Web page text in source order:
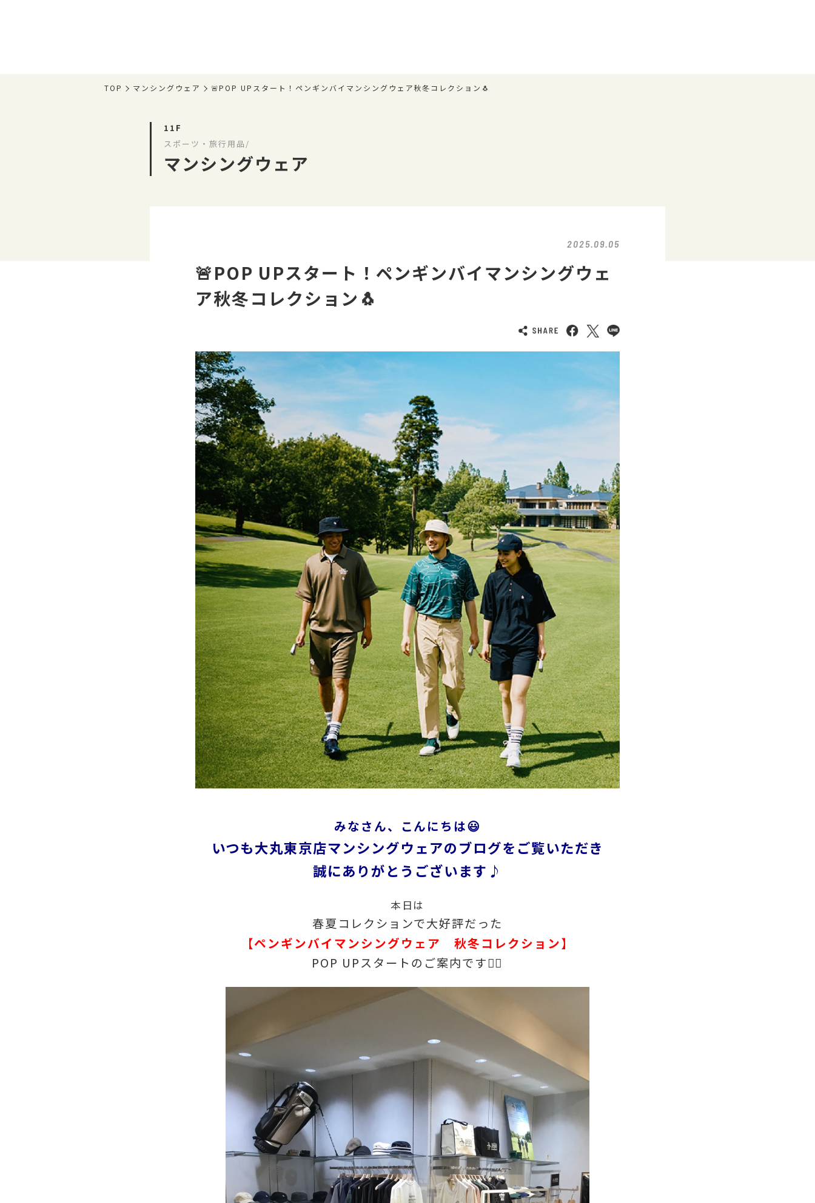
TOP マンシングウェア 🚨POP UPスタート！ペンギンバイマンシングウェア秋冬コレクション🐧
11F
スポーツ・旅行用品/
マンシングウェア
2025.09.05
🚨POP UPスタート！ペンギンバイマンシングウェ
ア秋冬コレクション🐧
みなさん、こんにちは😃
いつも大丸東京店マンシングウェアのブログをご覧いただき
誠にありがとうございます♪
本日は
春夏コレクションで大好評だった
【ペンギンバイマンシングウェア 秋冬コレクション】
POP UPスタートのご案内です💁‍♀️